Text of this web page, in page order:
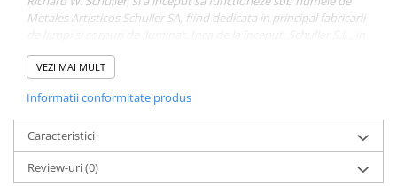
Metales Artisticos Schuller SA, fiind dedicata in principal fabricarii
calitate de producator de lampi, a optat intotdeauna pentru
propriile modele, ceea ce a conferit brandului identitatea sa
VEZI MAI MULT
Informatii conformitate produs
Caracteristici
Review-uri(0)